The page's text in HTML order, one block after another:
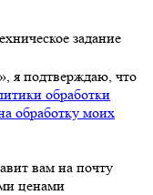
задание
я подтверждаю, что
обработки
обработку моих
вам на почту
ценами